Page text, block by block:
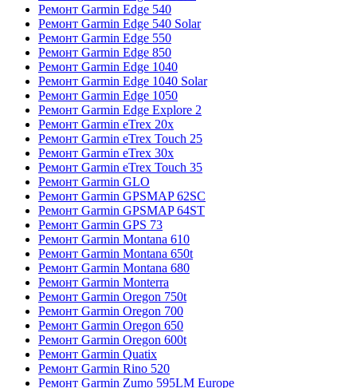
Ремонт Garmin Edge 540
Ремонт Garmin Edge 540 Solar
Ремонт Garmin Edge 550
Ремонт Garmin Edge 850
Ремонт Garmin Edge 1040
Ремонт Garmin Edge 1040 Solar
Ремонт Garmin Edge 1050
Ремонт Garmin Edge Explore 2
Ремонт Garmin eTrex 20x
Ремонт Garmin eTrex Touch 25
Ремонт Garmin eTrex 30x
Ремонт Garmin eTrex Touch 35
Ремонт Garmin GLO
Ремонт Garmin GPSMAP 62SC
Ремонт Garmin GPSMAP 64ST
Ремонт Garmin GPS 73
Ремонт Garmin Montana 610
Ремонт Garmin Montana 650t
Ремонт Garmin Montana 680
Ремонт Garmin Monterra
Ремонт Garmin Oregon 750t
Ремонт Garmin Oregon 700
Ремонт Garmin Oregon 650
Ремонт Garmin Oregon 600t
Ремонт Garmin Quatix
Ремонт Garmin Rino 520
Ремонт Garmin Zumo 595LM Europe